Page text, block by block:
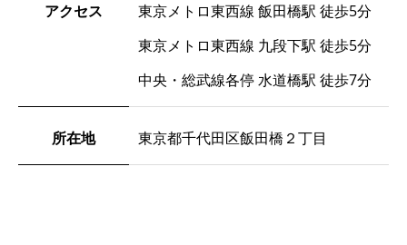
アクセス
東京メトロ東西線 飯田橋駅 徒歩5分
東京メトロ東西線 九段下駅 徒歩5分
中央・総武線各停 水道橋駅 徒歩7分
所在地 東京都千代田区飯田橋２丁目